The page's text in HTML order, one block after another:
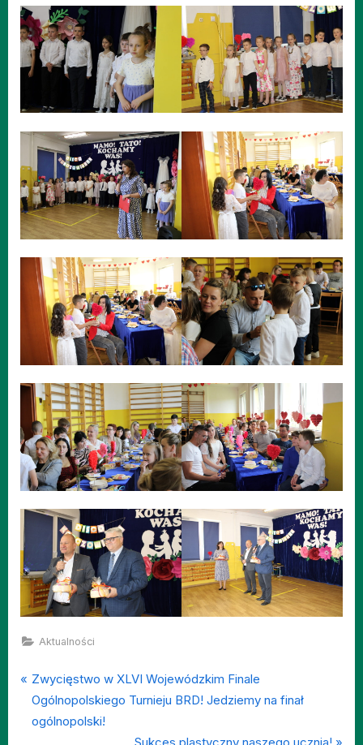
Aktualności
Nawigacja
wpisu
P
r
e
Zwycięstwo w XLVI Wojewódzkim Finale
Ogólnopolskiego Turnieju BRD! Jedziemy na finał
ogólnopolski!
N